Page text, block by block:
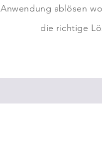
Anwendung ablösen
die richtige